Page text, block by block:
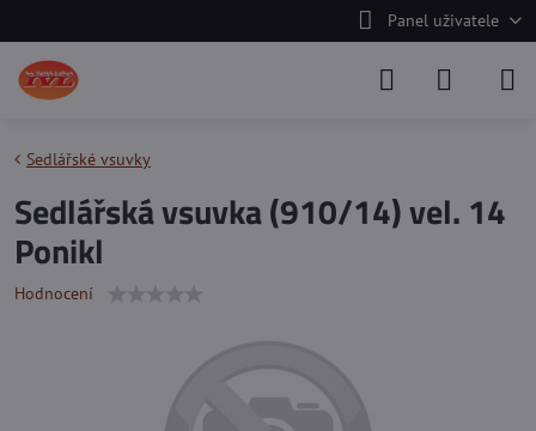
Panel uživatele
Sedlářské vsuvky
Sedlářská vsuvka (910/14) vel. 14
Ponikl
Hodnocení